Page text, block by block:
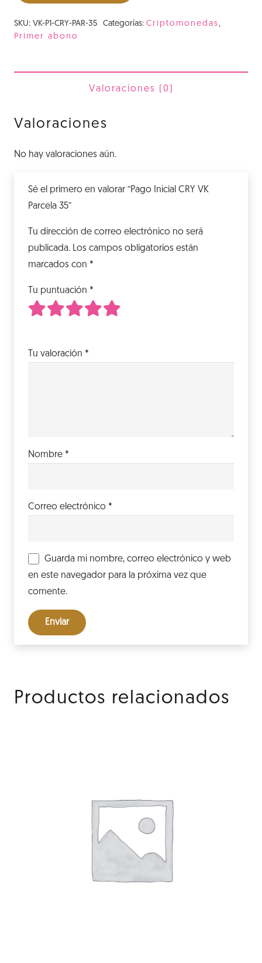
CRY
SKU: VK-P1-CRY-PAR-35 Categorías: Criptomonedas,
Primer abono
Valoraciones (0)
Valoraciones
No hay valoraciones aún.
Sé el primero en valorar “Pago Inicial CRY VK
Parcela 35”
Tu dirección de correo electrónico no será
publicada. Los campos obligatorios están
marcados con *
Tu puntuación *
Tu valoración *
Nombre *
Correo electrónico *
Guarda mi nombre, correo electrónico y web
en este navegador para la próxima vez que
comente.
Productos relacionados